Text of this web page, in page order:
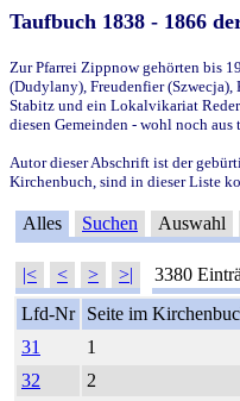
Taufbuch 1838 - 1866
Zur Pfarrei Zippnow gehörten bis
(Dudylany), Freudenfier
Stabitz und ein Lokalvikariat
diesen Gemeinden - wohl noch
Autor dieser Abschrift ist der
Kirchenbuch, sind in dieser Liste
Alles Suchen Auswahl
|< < > >| 3380
Lfd-Nr
Seite im
31
1
32
2